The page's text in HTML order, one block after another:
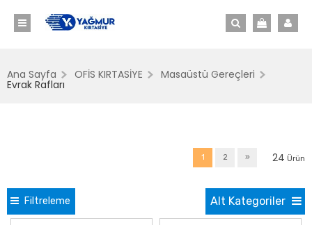
Ana Sayfa OFİS KIRTASİYE Masaüstü Gereçleri
Evrak Rafları
24 Ürün
1 2 »
Filtreleme Alt Kategoriler